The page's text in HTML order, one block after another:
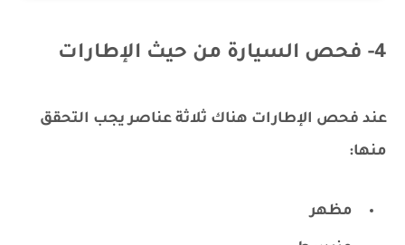
4- فحص السيارة من حيث الإطارات
عند فحص الإطارات هناك ثلاثة عناصر يجب التحقق
منها:
مظهر